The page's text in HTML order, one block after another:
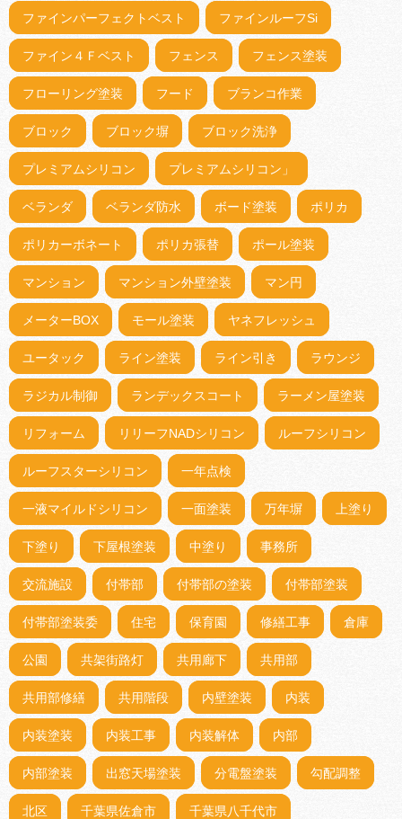
ファインパーフェクトベスト ファインルーフSi
ファイン４Ｆベスト フェンス フェンス塗装
フローリング塗装 フード ブランコ作業
ブロック ブロック塀 ブロック洗浄
プレミアムシリコン プレミアムシリコン」
ベランダ ベランダ防水 ボード塗装 ポリカ
ポリカーボネート ポリカ張替 ポール塗装
マンション マンション外壁塗装 マン円
メーターBOX モール塗装 ヤネフレッシュ
ユータック ライン塗装 ライン引き ラウンジ
ラジカル制御 ランデックスコート ラーメン屋塗装
リフォーム リリーフNADシリコン ルーフシリコン
ルーフスターシリコン 一年点検
一液マイルドシリコン 一面塗装 万年塀 上塗り
下塗り 下屋根塗装 中塗り 事務所
交流施設 付帯部 付帯部の塗装 付帯部塗装
付帯部塗装委 住宅 保育園 修繕工事 倉庫
公園 共架街路灯 共用廊下 共用部
共用部修繕 共用階段 内壁塗装 内装
内装塗装 内装工事 内装解体 内部
内部塗装 出窓天場塗装 分電盤塗装 勾配調整
北区 千葉県佐倉市 千葉県八千代市